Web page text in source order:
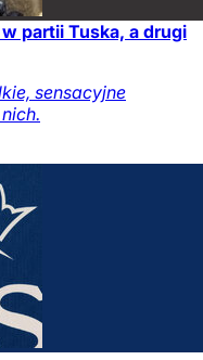
partii Tuska, a drugi
sensacyjne